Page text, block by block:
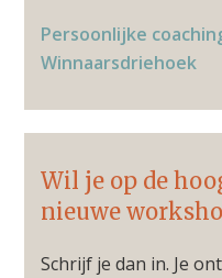
Persoonlijke
Winnaarsdriehoek
Wil je op de
nieuwe
Schrijf je dan in. Je